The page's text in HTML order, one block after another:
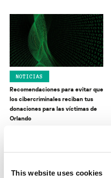
This website uses cookies
NOTICIAS
Recomendaciones para evitar que
los cibercriminales reciban tus
donaciones para las víctimas de
Orlando